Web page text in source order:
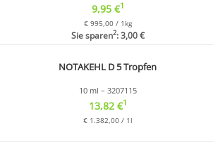
9,95 €1
€ 995,00 / 1kg
Sie sparen2: 3,00 €
NOTAKEHL D 5 Tropfen
10 ml – 3207115
13,82 €1
€ 1.382,00 / 1l